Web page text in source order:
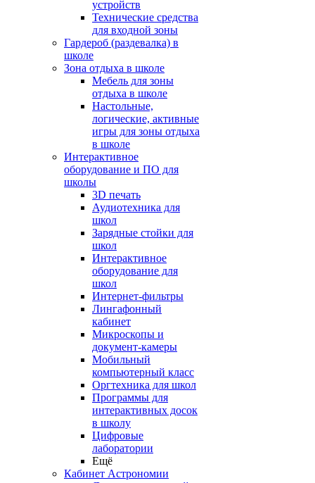
устройств
Технические средства
для входной зоны
Гардероб (раздевалка) в
школе
Зона отдыха в школе
Мебель для зоны
отдыха в школе
Настольные,
логические, активные
игры для зоны отдыха
в школе
Интерактивное
оборудование и ПО для
школы
3D печать
Аудиотехника для
школ
Зарядные стойки для
школ
Интерактивное
оборудование для
школ
Интернет-фильтры
Лингафонный
кабинет
Микроскопы и
документ-камеры
Мобильный
компьютерный класс
Оргтехника для школ
Программы для
интерактивных досок
в школу
Цифровые
лаборатории
Ещё
Кабинет Астрономии